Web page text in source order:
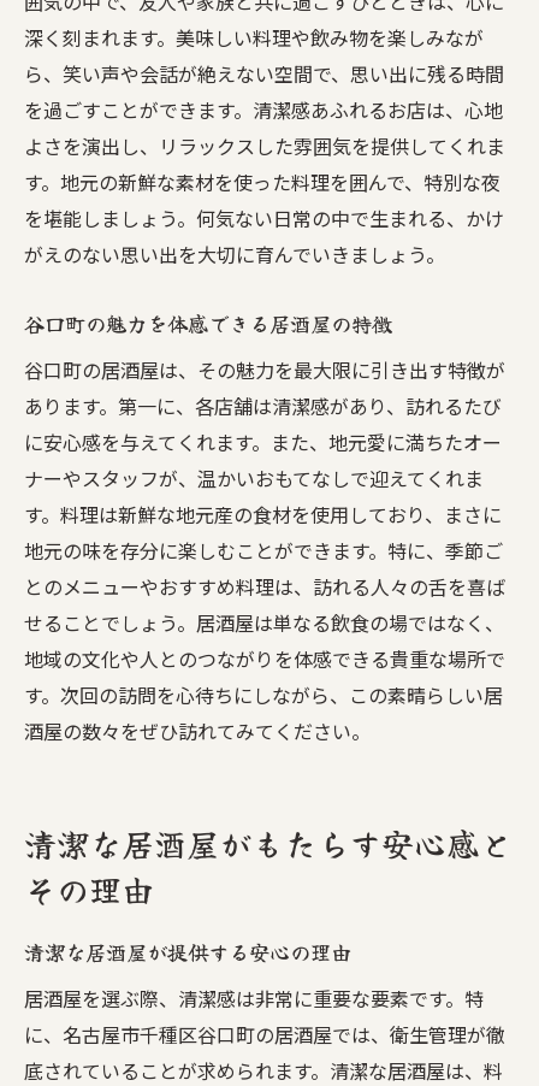
深く刻まれます。美味しい料理や飲み物を楽しみなが
ら、笑い声や会話が絶えない空間で、思い出に残る時間
を過ごすことができます。清潔感あふれるお店は、心地
よさを演出し、リラックスした雰囲気を提供してくれま
す。地元の新鮮な素材を使った料理を囲んで、特別な夜
を堪能しましょう。何気ない日常の中で生まれる、かけ
がえのない思い出を大切に育んでいきましょう。
谷口町の魅力を体感できる居酒屋の特徴
谷口町の居酒屋は、その魅力を最大限に引き出す特徴が
あります。第一に、各店舗は清潔感があり、訪れるたび
に安心感を与えてくれます。また、地元愛に満ちたオー
ナーやスタッフが、温かいおもてなしで迎えてくれま
す。料理は新鮮な地元産の食材を使用しており、まさに
地元の味を存分に楽しむことができます。特に、季節ご
とのメニューやおすすめ料理は、訪れる人々の舌を喜ば
せることでしょう。居酒屋は単なる飲食の場ではなく、
地域の文化や人とのつながりを体感できる貴重な場所で
す。次回の訪問を心待ちにしながら、この素晴らしい居
酒屋の数々をぜひ訪れてみてください。
清潔な居酒屋がもたらす安心感と
その理由
清潔な居酒屋が提供する安心の理由
居酒屋を選ぶ際、清潔感は非常に重要な要素です。特
に、名古屋市千種区谷口町の居酒屋では、衛生管理が徹
底されていることが求められます。清潔な居酒屋は、料